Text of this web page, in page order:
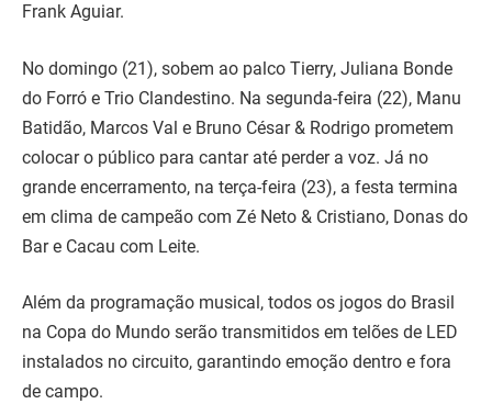
Frank Aguiar.
No domingo (21), sobem ao palco Tierry, Juliana Bonde
do Forró e Trio Clandestino. Na segunda-feira (22), Manu
Batidão, Marcos Val e Bruno César & Rodrigo prometem
colocar o público para cantar até perder a voz. Já no
grande encerramento, na terça-feira (23), a festa termina
em clima de campeão com Zé Neto & Cristiano, Donas do
Bar e Cacau com Leite.
Além da programação musical, todos os jogos do Brasil
na Copa do Mundo serão transmitidos em telões de LED
instalados no circuito, garantindo emoção dentro e fora
de campo.